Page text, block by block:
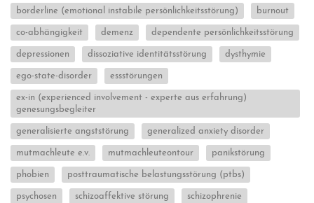
borderline (emotional instabile persönlichkeitsstörung) burnout
co-abhängigkeit demenz dependente persönlichkeitsstörung
depressionen dissoziative identitätsstörung dysthymie
ego-state-disorder essstörungen
ex-in (experienced involvement - experte aus erfahrung)
genesungsbegleiter
generalisierte angststörung generalized anxiety disorder
mutmachleute e.v. mutmachleuteontour panikstörung
phobien posttraumatische belastungsstörung (ptbs)
psychosen schizoaffektive störung schizophrenie